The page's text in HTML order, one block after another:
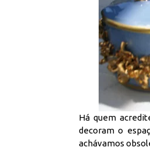
Há quem
decoram o
achávamos